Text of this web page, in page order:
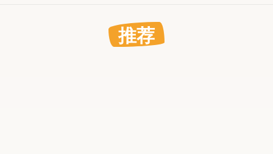
推荐